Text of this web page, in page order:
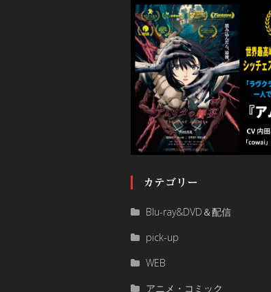
カテゴリー
Blu-ray&DVD＆配信
pick-up
WEB
アニメ・コミック